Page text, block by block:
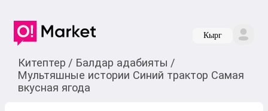
Кырг
Китептер / Балдар адабияты /
Мультяшные истории Синий трактор Самая
вкусная ягода